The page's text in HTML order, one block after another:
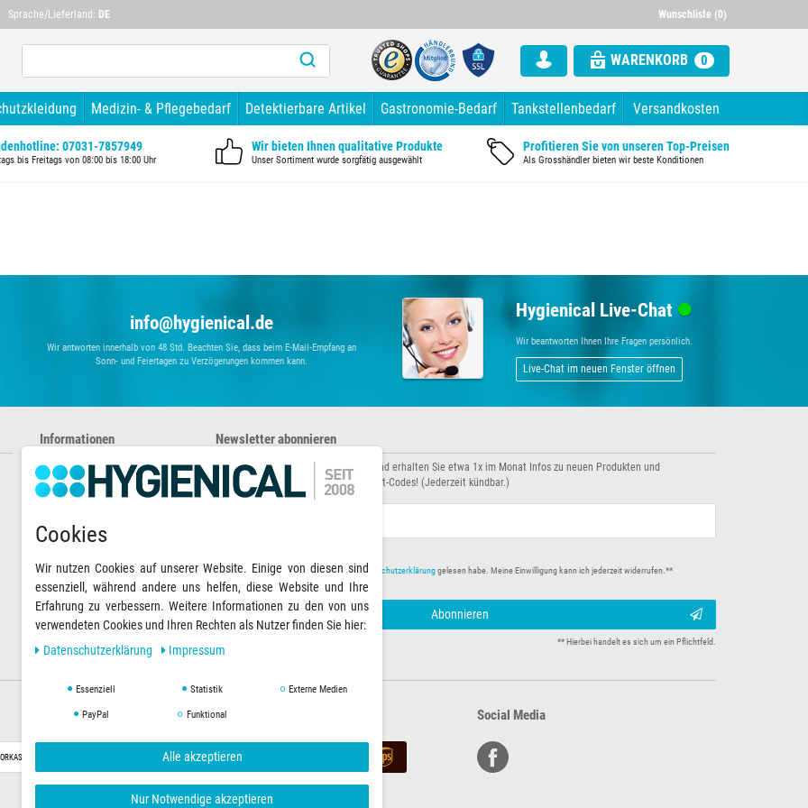
Sprache/Lieferland: DE Wunschliste (0)
WARENKORB 0
Medizin- & Pflegebedarf Detektierbare Artikel Gastronomie-Bedarf Tankstellenbedarf Versandkosten
07031-7857949
bis Freitags von 08:00 bis 18:00 Uhr
Wir bieten Ihnen qualitative Produkte
Unser Sortiment wurde sorgfätig ausgewählt
Profitieren Sie von unseren Top-Preisen
Als Grosshändler bieten wir beste Konditionen
info@hygienical.de
Wir antworten innerhalb von 48 Std. Beachten Sie, dass beim E-Mail-Empfang an
Sonn- und Feiertagen zu Verzögerungen kommen kann.
Hygienical Live-Chat
Wir beantworten Ihnen Ihre Fragen persönlich.
Live-Chat im neuen Fenster öffnen
Informationen
Über uns
Zahlungsarten
Versandarten & -kosten
Newsletter abonnieren
Abonnieren Sie unseren Newsletter und erhalten Sie etwa 1x im Monat Infos zu neuen Produkten und
Sonderaktionen sowie exklusive Rabatt-Codes! (Jederzeit kündbar.)
Hiermit bestätige ich, dass ich die Daten­schutz­erklärunggelesen habe. Meine Einwilligung kann ich jederzeit widerrufen.**
Abonnieren
** Hierbei handelt es sich um ein Pflichtfeld.
Versandoptionen Social Media
Cookies
Wir nutzen Cookies auf unserer Website. Einige von diesen sind
essenziell, während andere uns helfen, diese Website und Ihre
Erfahrung zu verbessern. Weitere Informationen zu den von uns
verwendeten Cookies und Ihren Rechten als Nutzer finden Sie hier:
Daten­schutz­erklärung
Impressum
Essenziell Statistik Externe Medien
PayPal Funktional
Alle akzeptieren
Nur Notwendige akzeptieren